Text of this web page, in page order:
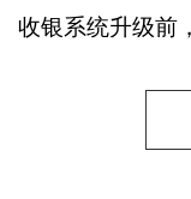
收银系统升级前